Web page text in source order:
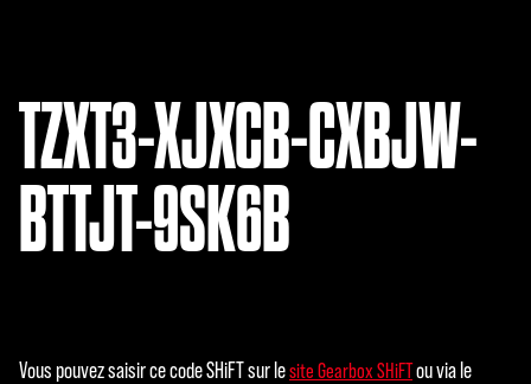
TZXT3-XJXCB-CXBJW-
BTTJT-9SK6B
Vous pouvez saisir ce code SHiFT sur lesite Gearbox SHiFTou via le